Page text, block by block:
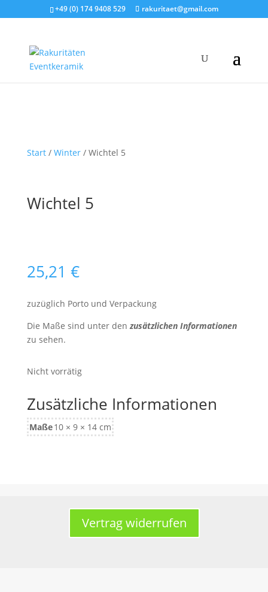
+49 (0) 174 9408 529 rakuritaet@gmail.com
Start/ Winter/ Wichtel 5
Wichtel 5
25,21 €
zuzüglich Porto und Verpackung
Die Maße sind unter denzusätzlichen Informationen
zu sehen.
Nicht vorrätig
Zusätzliche Informationen
Maße10 × 9 × 14 cm
Vertrag widerrufen